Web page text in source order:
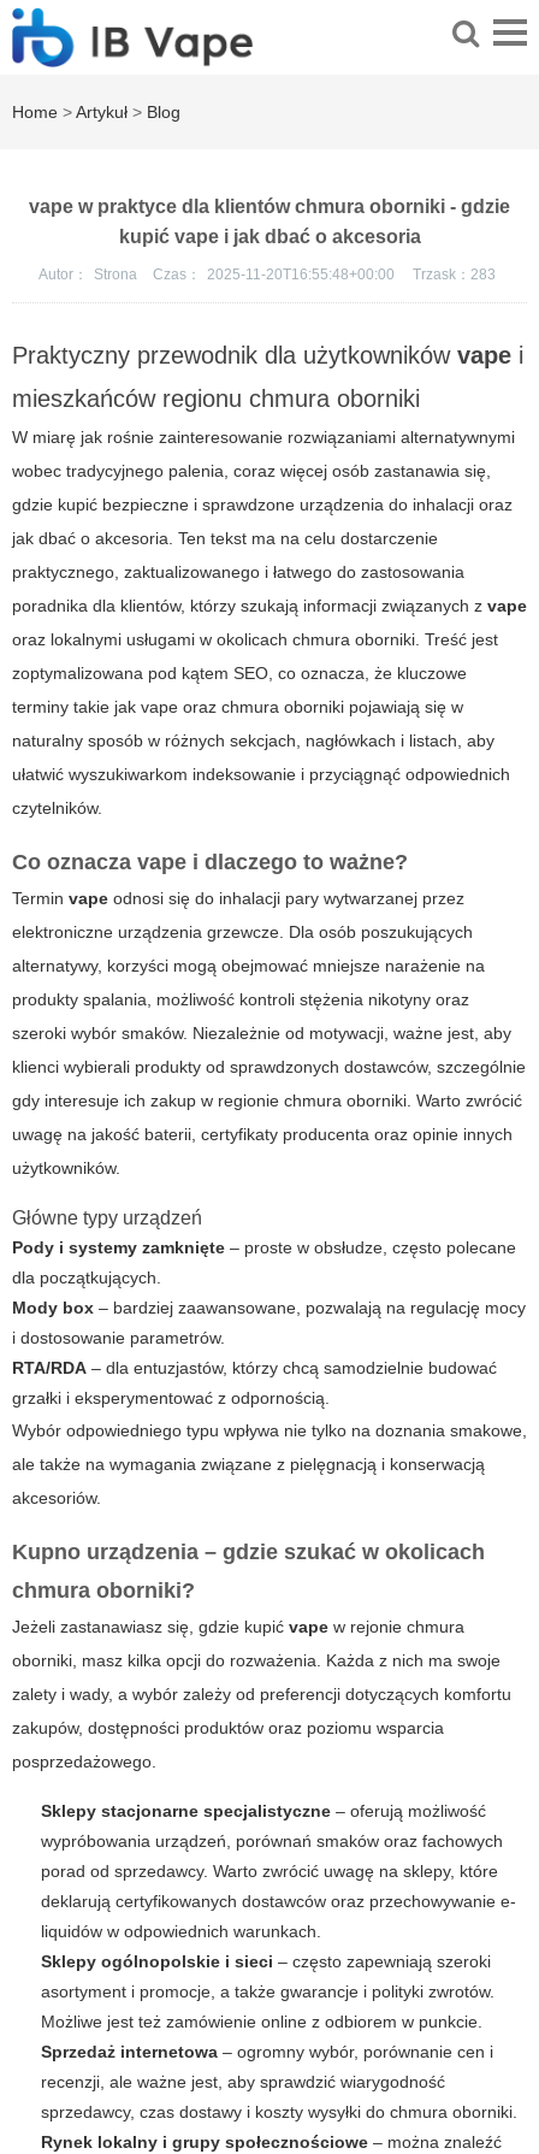
Home >Artykuł > Blog
vape w praktyce dla klientów chmura oborniki - gdzie
kupić vape i jak dbać o akcesoria
Autor： Strona Czas： 2025-11-20T16:55:48+00:00 Trzask： 283
Praktyczny przewodnik dla użytkowników vape i
mieszkańców regionu chmura oborniki
W miarę jak rośnie zainteresowanie rozwiązaniami alternatywnymi
wobec tradycyjnego palenia, coraz więcej osób zastanawia się,
gdzie kupić bezpieczne i sprawdzone urządzenia do inhalacji oraz
jak dbać o akcesoria. Ten tekst ma na celu dostarczenie
praktycznego, zaktualizowanego i łatwego do zastosowania
poradnika dla klientów, którzy szukają informacji związanych z vape
oraz lokalnymi usługami w okolicach chmura oborniki. Treść jest
zoptymalizowana pod kątem SEO, co oznacza, że kluczowe
terminy takie jak vape oraz chmura oborniki pojawiają się w
naturalny sposób w różnych sekcjach, nagłówkach i listach, aby
ułatwić wyszukiwarkom indeksowanie i przyciągnąć odpowiednich
czytelników.
Co oznacza vape i dlaczego to ważne?
Termin vape odnosi się do inhalacji pary wytwarzanej przez
elektroniczne urządzenia grzewcze. Dla osób poszukujących
alternatywy, korzyści mogą obejmować mniejsze narażenie na
produkty spalania, możliwość kontroli stężenia nikotyny oraz
szeroki wybór smaków. Niezależnie od motywacji, ważne jest, aby
klienci wybierali produkty od sprawdzonych dostawców, szczególnie
gdy interesuje ich zakup w regionie chmura oborniki. Warto zwrócić
uwagę na jakość baterii, certyfikaty producenta oraz opinie innych
użytkowników.
Główne typy urządzeń
Pody i systemy zamknięte – proste w obsłudze, często polecane
dla początkujących.
Mody box – bardziej zaawansowane, pozwalają na regulację mocy
i dostosowanie parametrów.
RTA/RDA – dla entuzjastów, którzy chcą samodzielnie budować
grzałki i eksperymentować z odpornością.
Wybór odpowiedniego typu wpływa nie tylko na doznania smakowe,
ale także na wymagania związane z pielęgnacją i konserwacją
akcesoriów.
Kupno urządzenia – gdzie szukać w okolicach
chmura oborniki?
Jeżeli zastanawiasz się, gdzie kupić vape w rejonie chmura
oborniki, masz kilka opcji do rozważenia. Każda z nich ma swoje
zalety i wady, a wybór zależy od preferencji dotyczących komfortu
zakupów, dostępności produktów oraz poziomu wsparcia
posprzedażowego.
Sklepy stacjonarne specjalistyczne – oferują możliwość
wypróbowania urządzeń, porównań smaków oraz fachowych
porad od sprzedawcy. Warto zwrócić uwagę na sklepy, które
deklarują certyfikowanych dostawców oraz przechowywanie e-
liquidów w odpowiednich warunkach.
Sklepy ogólnopolskie i sieci – często zapewniają szeroki
asortyment i promocje, a także gwarancje i polityki zwrotów.
Możliwe jest też zamówienie online z odbiorem w punkcie.
Sprzedaż internetowa – ogromny wybór, porównanie cen i
recenzji, ale ważne jest, aby sprawdzić wiarygodność
sprzedawcy, czas dostawy i koszty wysyłki do chmura oborniki.
Rynek lokalny i grupy społecznościowe – można znaleźć